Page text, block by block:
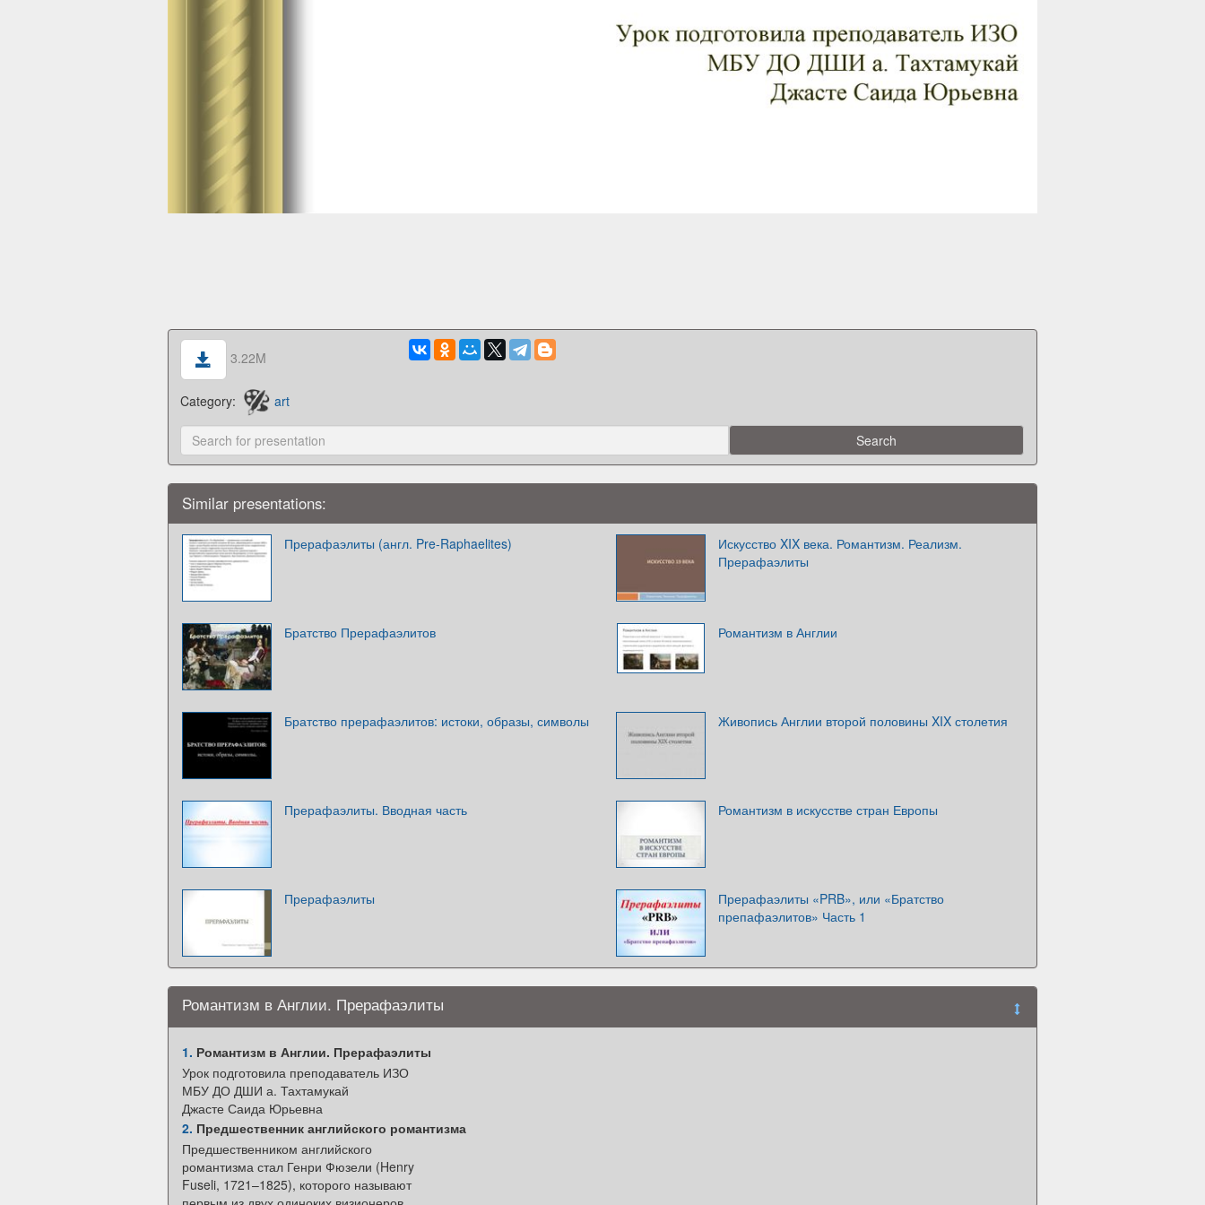
3.22M
Category: art
Similar presentations:
Прерафаэлиты (англ. Pre-Raphaelites)
Искусство XIX века. Романтизм. Реализм.
Прерафаэлиты
Братство Прерафаэлитов Романтизм в Англии
Братство прерафаэлитов: истоки, образы, символы Живопись Англии второй половины XIX столетия
Прерафаэлиты. Вводная часть Романтизм в искусстве стран Европы
Прерафаэлиты
Прерафаэлиты «PRB», или «Братство
препафаэлитов» Часть 1
Романтизм в Англии. Прерафаэлиты
1. Романтизм в Англии. Прерафаэлиты
Урок подготовила преподаватель ИЗО
МБУ ДО ДШИ а. Тахтамукай
Джасте Саида Юрьевна
2. Предшественник английского романтизма
Предшественником английского
романтизма стал Генри Фюзели (Henry
Fuseli, 1721–1825), которого называют